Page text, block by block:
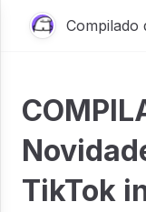
Compilado
TikTok